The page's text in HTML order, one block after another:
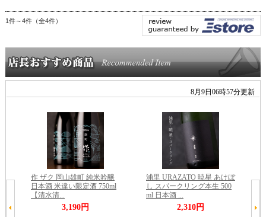
1件～4件（全4件）